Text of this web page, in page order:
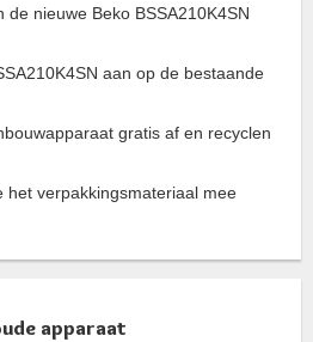
de nieuwe Beko BSSA210K4SN
aan op de bestaande
gratis af en recyclen
het verpakkingsmateriaal mee
apparaat